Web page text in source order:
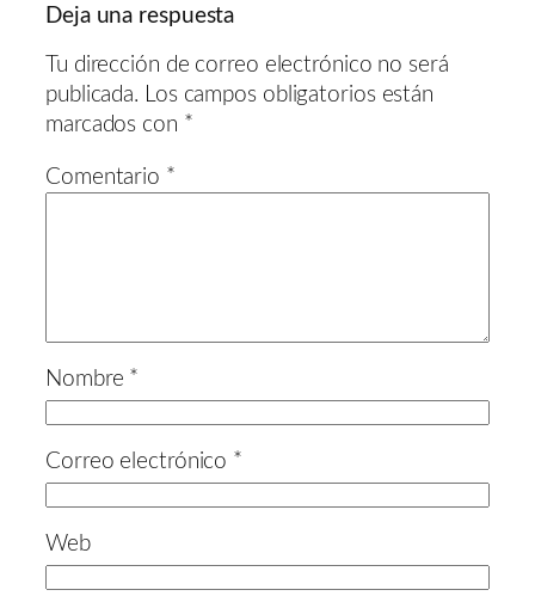
Deja una respuesta
Tu dirección de correo electrónico no será
publicada. Los campos obligatorios están
marcados con *
Comentario *
Nombre *
Correo electrónico *
Web